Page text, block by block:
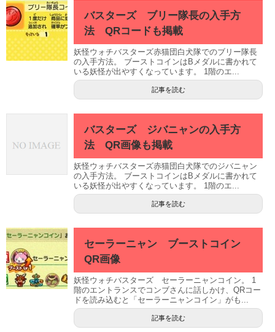
バスターズ ブリー隊長の入手方
法 QRコードも掲載
妖怪ウォチバスターズ赤猫団白犬隊でのブリー隊長
の入手方法。 ブーストコインはBメダルに書かれて
いる妖怪が出やすくなっています。 1階のエ...
記事を読む
バスターズ ジバニャンの入手方
法 QR画像も掲載
妖怪ウォチバスターズ赤猫団白犬隊でのジバニャン
の入手方法。 ブーストコインはBメダルに書かれて
いる妖怪が出やすくなっています。 1階のエ...
記事を読む
セーラーニャン ブーストコイン
QR画像
妖怪ウォチバスターズ セーラーニャンコイン。 1
階のエントランスでコンブさんに話しかけ、QRコー
ドを読み込むと「セーラーニャンコイン」がも...
記事を読む